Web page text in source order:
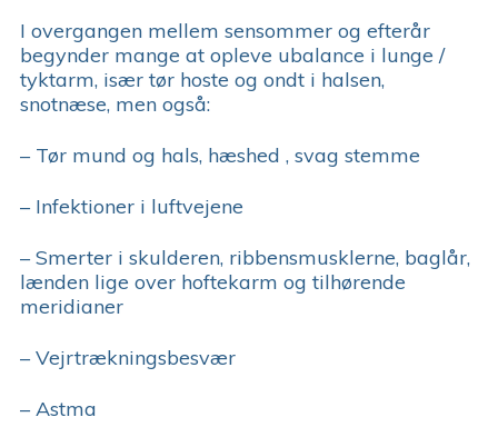
I overgangen mellem sensommer og efterår
begynder mange at opleve ubalance i lunge /
tyktarm, især tør hoste og ondt i halsen,
snotnæse, men også:
– Tør mund og hals, hæshed , svag stemme
– Infektioner i luftvejene
– Smerter i skulderen, ribbensmusklerne, baglår,
lænden lige over hoftekarm og tilhørende
meridianer
– Vejrtrækningsbesvær
– Astma